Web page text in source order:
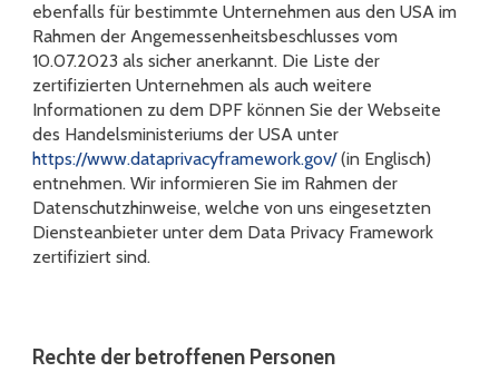
ebenfalls für bestimmte Unternehmen aus den USA im
Rahmen der Angemessenheitsbeschlusses vom
10.07.2023 als sicher anerkannt. Die Liste der
zertifizierten Unternehmen als auch weitere
Informationen zu dem DPF können Sie der Webseite
des Handelsministeriums der USA unter
https://www.dataprivacyframework.gov/(in Englisch)
entnehmen. Wir informieren Sie im Rahmen der
Datenschutzhinweise, welche von uns eingesetzten
Diensteanbieter unter dem Data Privacy Framework
zertifiziert sind.
Rechte der betroffenen Personen